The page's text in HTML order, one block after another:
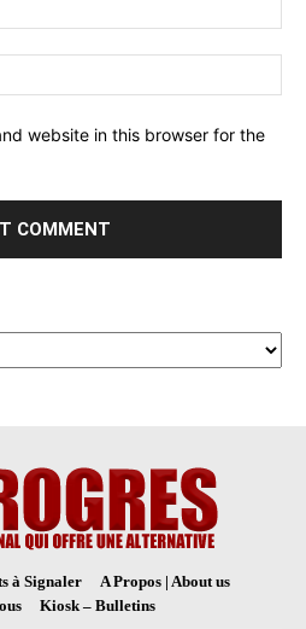
website in this browser for the
à Signaler
A Propos | About us
Kiosk – Bulletins